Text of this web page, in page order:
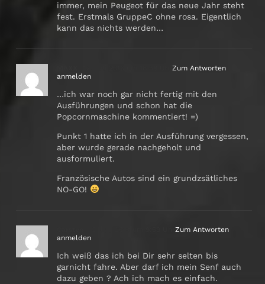
immer, mein Peugeot für das neue Jahr steht
fest. Erstmals GruppeC ohne rosa. Eigentlich
kann das nichts werden…
12. Juli 2016 um 16:58 UhrZum Antworten
anmelden
…ich war noch gar nicht fertig mit den
Ausführungen und schon hat die
Popcornmaschine kommentiert! =)
Punkt 1 hatte ich in der Ausführung vergessen,
aber wurde gerade nachgeholt und
ausformuliert.
Französische Autos sind ein grundzsätliches
NO-GO!
13. Juli 2016 um 9:59 UhrZum Antworten
anmelden
Ich weiß das ich bei Dir sehr selten bis
garnicht fahre. Aber darf ich mein Senf auch
dazu geben ? Ach ich mach es einfach.